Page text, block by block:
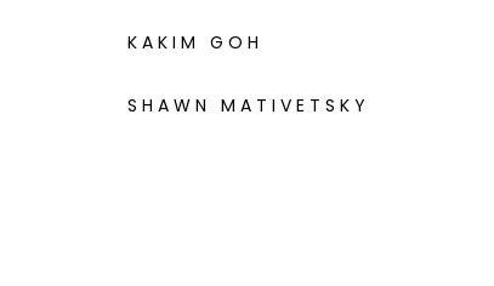
KAKIM GOH
SHAWN MATIVETSKY